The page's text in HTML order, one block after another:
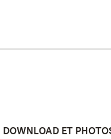
DOWNLOAD ET